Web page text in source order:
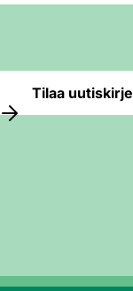
Tilaa uutiskirje